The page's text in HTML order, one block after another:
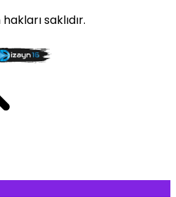
saklıdır.